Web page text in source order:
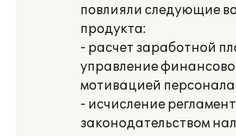
повлияли следующие
продукта:
- расчет заработной
управление
мотивацией персонала
- исчисление
законодательством